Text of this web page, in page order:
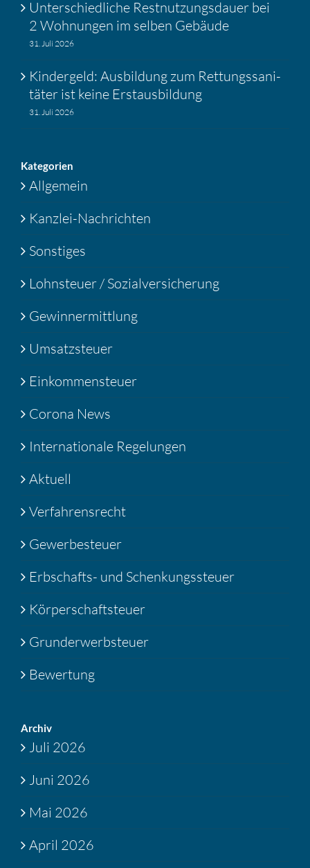
Unter­schied­liche Restnut­zungs­dauer bei
2 Wohnungen im selben Gebäude
31. Juli 2026
Kinder­geld: Ausbil­dung zum Rettungs­sa­ni­
täter ist keine Erstaus­bil­dung
31. Juli 2026
Katego­rien
Allgemein
Kanzlei-Nachrichten
Sonstiges
Lohnsteuer / Sozialversicherung
Gewinnermittlung
Umsatzsteuer
Einkommensteuer
Corona News
Internationale Regelungen
Aktuell
Verfahrensrecht
Gewerbesteuer
Erbschafts- und Schenkungssteuer
Körperschaftsteuer
Grunderwerbsteuer
Bewertung
Archiv
Juli 2026
Juni 2026
Mai 2026
April 2026